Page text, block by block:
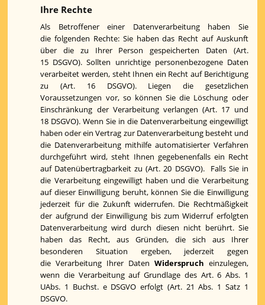
Ihre Rechte
Als Betroffener einer Datenverarbeitung haben Sie
die folgenden Rechte: Sie haben das Recht auf Auskunft
über die zu Ihrer Person gespeicherten Daten (Art.
15 DSGVO). Sollten unrichtige personenbezogene Daten
verarbeitet werden, steht Ihnen ein Recht auf Berichtigung
zu (Art. 16 DSGVO). Liegen die gesetzlichen
Voraussetzungen vor, so können Sie die Löschung oder
Einschränkung der Verarbeitung verlangen (Art. 17 und
18 DSGVO). Wenn Sie in die Datenverarbeitung eingewilligt
haben oder ein Vertrag zur Datenverarbeitung besteht und
die Datenverarbeitung mithilfe automatisierter Verfahren
durchgeführt wird, steht Ihnen gegebenenfalls ein Recht
auf Datenübertragbarkeit zu (Art. 20 DSGVO). Falls Sie in
die Verarbeitung eingewilligt haben und die Verarbeitung
auf dieser Einwilligung beruht, können Sie die Einwilligung
jederzeit für die Zukunft widerrufen. Die Rechtmäßigkeit
der aufgrund der Einwilligung bis zum Widerruf erfolgten
Datenverarbeitung wird durch diesen nicht berührt.Sie
haben das Recht, aus Gründen, die sich aus Ihrer
besonderen Situation ergeben, jederzeit gegen
die Verarbeitung Ihrer Daten Widerspruch einzulegen,
wenn die Verarbeitung auf Grundlage des Art. 6 Abs. 1
UAbs. 1 Buchst. e DSGVO erfolgt (Art. 21 Abs. 1 Satz 1
DSGVO.